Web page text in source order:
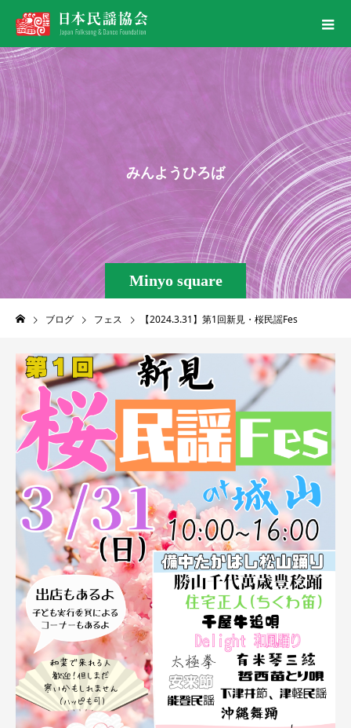
Minyo square
みんよ う ひろば
ブログ フェス 【2024.3.31】第1回新見・桜民謡Fes